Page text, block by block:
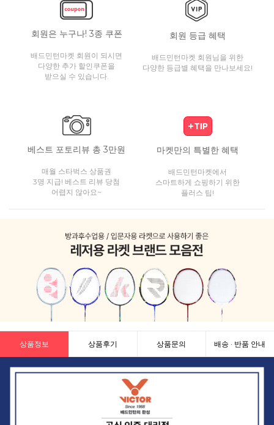
회원은 누구나! 3종 쿠폰
배드민턴마켓 회원이 되시면
다양한 추가 할인쿠폰을
받으실 수 있습니다.
회원 등급 혜택
배드민턴마켓 회원님을 위한
다양한 등급별 혜택을 만나보세요!
베스트 포토리뷰 총 3만원
매월 스타벅스 상품권
3명 지급! 베스트 리뷰 당첨
어렵지 않아요~
마켓만의 특별한 혜택
배드민턴마켓에서
스마트하게 쇼핑하기 위한
플러스 팁!
상품정보 상품후기 상품문의 배송 · 반품 안내